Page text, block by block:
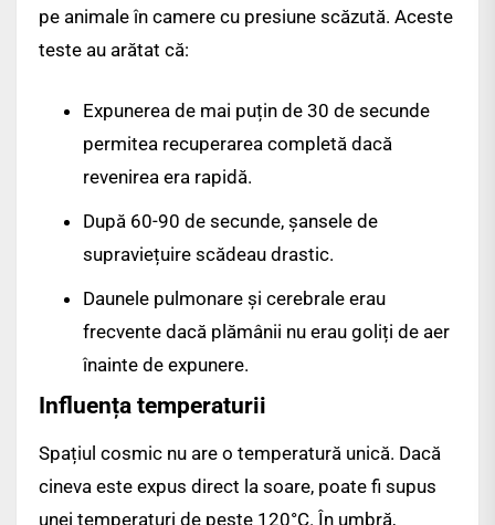
pe animale în camere cu presiune scăzută. Aceste
teste au arătat că:
Expunerea de mai puțin de 30 de secunde
permitea recuperarea completă dacă
revenirea era rapidă.
După 60-90 de secunde, șansele de
supraviețuire scădeau drastic.
Daunele pulmonare și cerebrale erau
frecvente dacă plămânii nu erau goliți de aer
înainte de expunere.
Influența temperaturii
Spațiul cosmic nu are o temperatură unică. Dacă
cineva este expus direct la soare, poate fi supus
unei temperaturi de peste 120°C. În umbră,